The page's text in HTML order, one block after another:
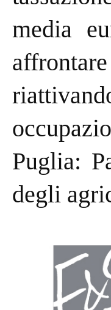
media
Puglia:
degli